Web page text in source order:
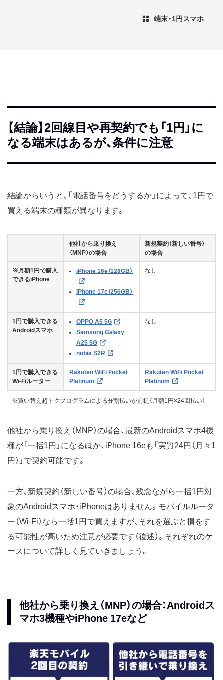
端末・1円スマホ
【結論】2回線目や再契約でも「1円」に
なる端末はあるが、条件に注意
結論からいうと、「電話番号をどうするか」によって、1円で
買える端末の種類が異なります。
他社から乗り換え
（MNP）の場合
新規契約（新しい番号）
の場合
※月額1円で購入
できるiPhone
iPhone 16e（128GB）
iPhone 17e（256GB）
なし
1円で購入できる
Androidスマホ
OPPO A5 5G
Samsung Galaxy
A25 5G
nubia S2R
なし
1円で購入できる
Wi-Fiルーター
Rakuten WiFi Pocket
Platinum
Rakuten WiFi Pocket
Platinum
※買い替え超トクプログラムによる分割払いが前提（月額1円×24回払い）
他社から乗り換え（MNP）の場合、最新のAndroidスマホ4機
種が「一括1円」になるほか、iPhone 16eも「実質24円（月々1
円）」で契約可能です。
一方、新規契約（新しい番号）の場合、残念ながら一括1円対
象のAndroidスマホ・iPhoneはありません。モバイルルータ
ー（Wi-Fi）なら一括1円で買えますが、それを選ぶと損をす
る可能性が高いため注意が必要です（後述）。それぞれのケ
ースについて詳しく見ていきましょう。
他社から乗り換え（MNP）の場合：Androidス
マホ3機種やiPhone 17eなど